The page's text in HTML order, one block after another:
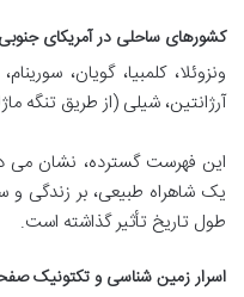
کشورهای ساحلی در آمریکای
ونزوئلا، کلمبیا، گویان،
آرژانتین، شیلی (از طریق تنگه
این فهرست گسترده، نشان
یک شاهراه طبیعی، بر زندگی
طول تاریخ تأثیر گذاشته است.
اسرار زمین شناسی و تکتونیک